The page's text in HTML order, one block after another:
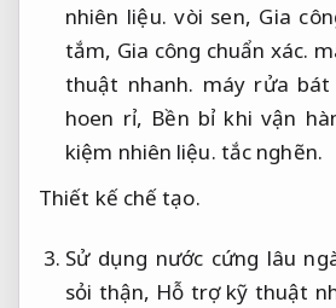
nhiên liệu. vòi sen, Gia
tắm, Gia công chuẩn xác.
thuật nhanh. máy rửa
hoen rỉ, Bền bỉ khi vận
kiệm nhiên liệu. tắc nghẽn.
Thiết kế chế tạo.
Sử dụng nước cứng lâu
sỏi thận, Hỗ trợ kỹ thuật